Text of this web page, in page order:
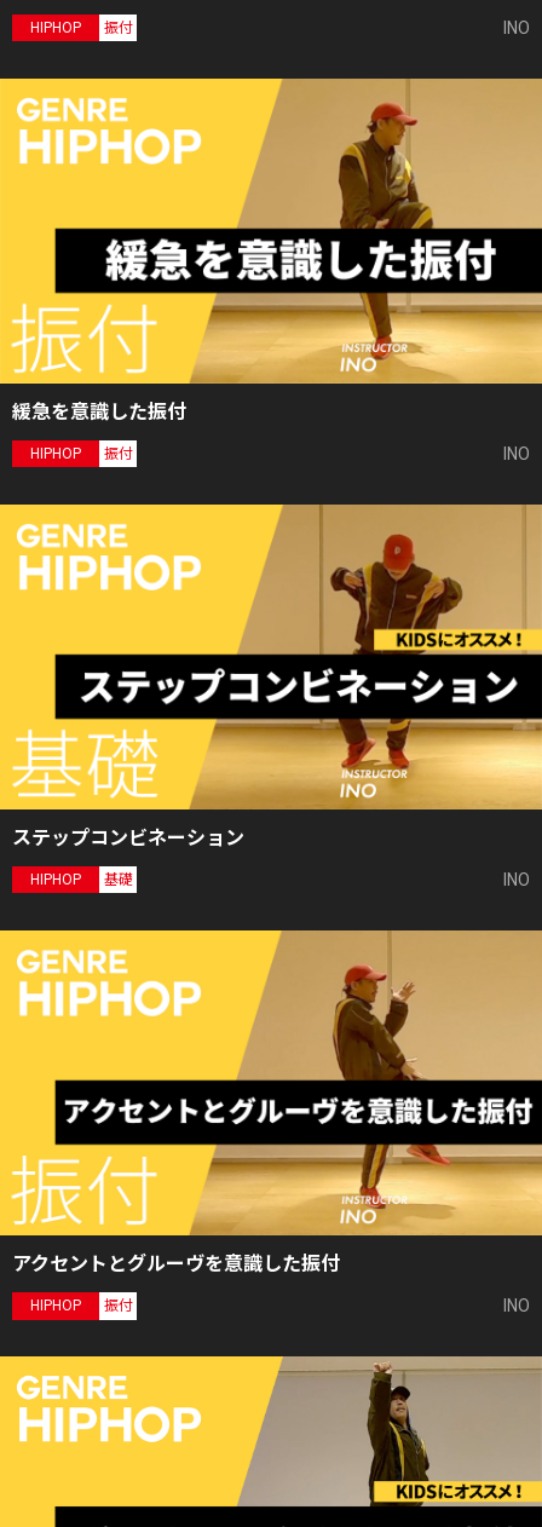
HIPHOP 振付 INO
緩急を意識した振付
HIPHOP 振付 INO
ステップコンビネーション
HIPHOP 基礎 INO
アクセントとグルーヴを意識した振付
HIPHOP 振付 INO